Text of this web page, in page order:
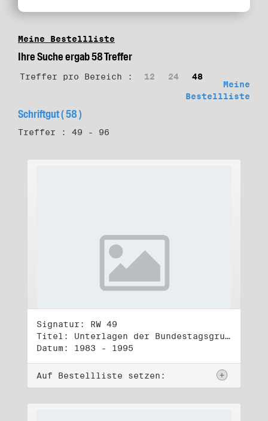
Meine Bestellliste
Ihre Suche ergab 58 Treffer
Treffer pro Bereich : 12 24
48
Meine
Bestellliste
Schriftgut ( 58 )
Treffer : 49 - 96
Signatur: RW 49
Titel: Unterlagen der Bundestagsgruppe und -fraktion Bündnis 90/Die Grünen (5)
Datum: 1983 - 1995
Auf Bestellliste setzen: